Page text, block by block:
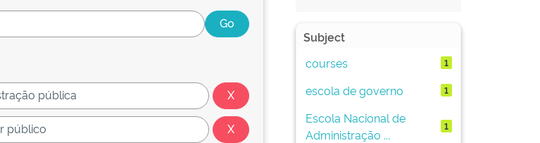
Subject
courses
1
escola de governo 1
Escola Nacional de
Administração ...
1